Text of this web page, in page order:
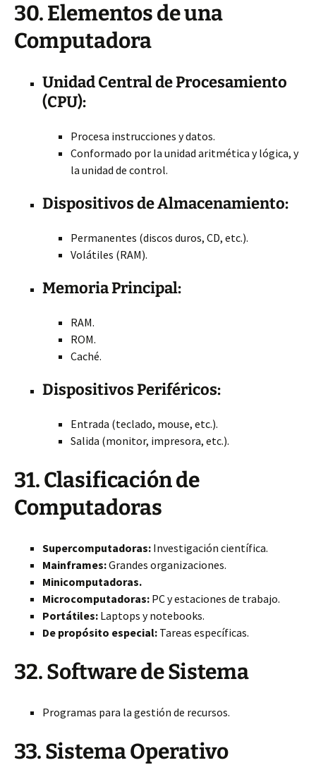
30. Elementos de una
Computadora
Unidad Central de Procesamiento
(CPU):
Procesa instrucciones y datos.
Conformado por la unidad aritmética y lógica, y
la unidad de control.
Dispositivos de Almacenamiento:
Permanentes (discos duros, CD, etc.).
Volátiles (RAM).
Memoria Principal:
RAM.
ROM.
Caché.
Dispositivos Periféricos:
Entrada (teclado, mouse, etc.).
Salida (monitor, impresora, etc.).
31. Clasificación de
Computadoras
Supercomputadoras: Investigación científica.
Mainframes:Grandes organizaciones.
Minicomputadoras.
Microcomputadoras: PC y estaciones de trabajo.
Portátiles: Laptops y notebooks.
De propósito especial: Tareas específicas.
32. Software de Sistema
Programas para la gestión de recursos.
33. Sistema Operativo